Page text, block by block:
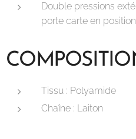
Double pressions
porte carte en
Tissu : Polyamide
Chaîne : Laiton